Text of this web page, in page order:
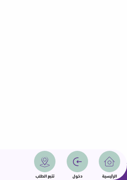
الرئيسية دخول تتبع الطلب
جميع الحقوق محفوظة | سمامة 2025 | دولة قطر